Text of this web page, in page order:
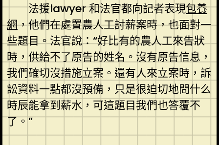
法援lawyer 和法官都向記者表現包養
網，他們在處置農人工討薪案時，也面對一
些題目。法官說：“好比有的農人工來告狀
時，供給不了原告的姓名。沒有原告信息，
我們確切沒措施立案。還有人來立案時，訴
訟資料一點都沒預備，只是很迫切地問什么
時辰能拿到薪水，可這題目我們也答覆不
了。”